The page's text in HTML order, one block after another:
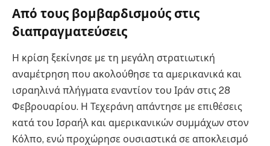
Από τους βομβαρδισμούς στις
διαπραγματεύσεις
Η κρίση ξεκίνησε με τη μεγάλη στρατιωτική
αναμέτρηση που ακολούθησε τα αμερικανικά και
ισραηλινά πλήγματα εναντίον του Ιράν στις 28
Φεβρουαρίου. Η Τεχεράνη απάντησε με επιθέσεις
κατά του Ισραήλ και αμερικανικών συμμάχων στον
Κόλπο, ενώ προχώρησε ουσιαστικά σε αποκλεισμό